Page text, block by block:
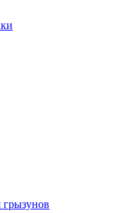
грызунов